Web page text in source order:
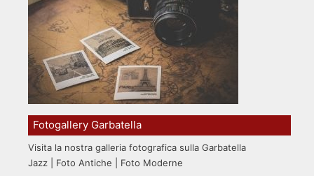
Fotogallery Garbatella
Visita la nostra galleria fotografica sulla Garbatella
Jazz | Foto Antiche | Foto Moderne